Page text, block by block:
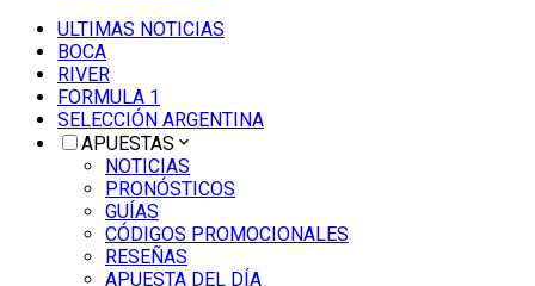
ULTIMAS NOTICIAS
BOCA
RIVER
FORMULA 1
SELECCIÓN ARGENTINA
APUESTAS
NOTICIAS
PRONÓSTICOS
GUÍAS
CÓDIGOS PROMOCIONALES
RESEÑAS
APUESTA DEL DÍA